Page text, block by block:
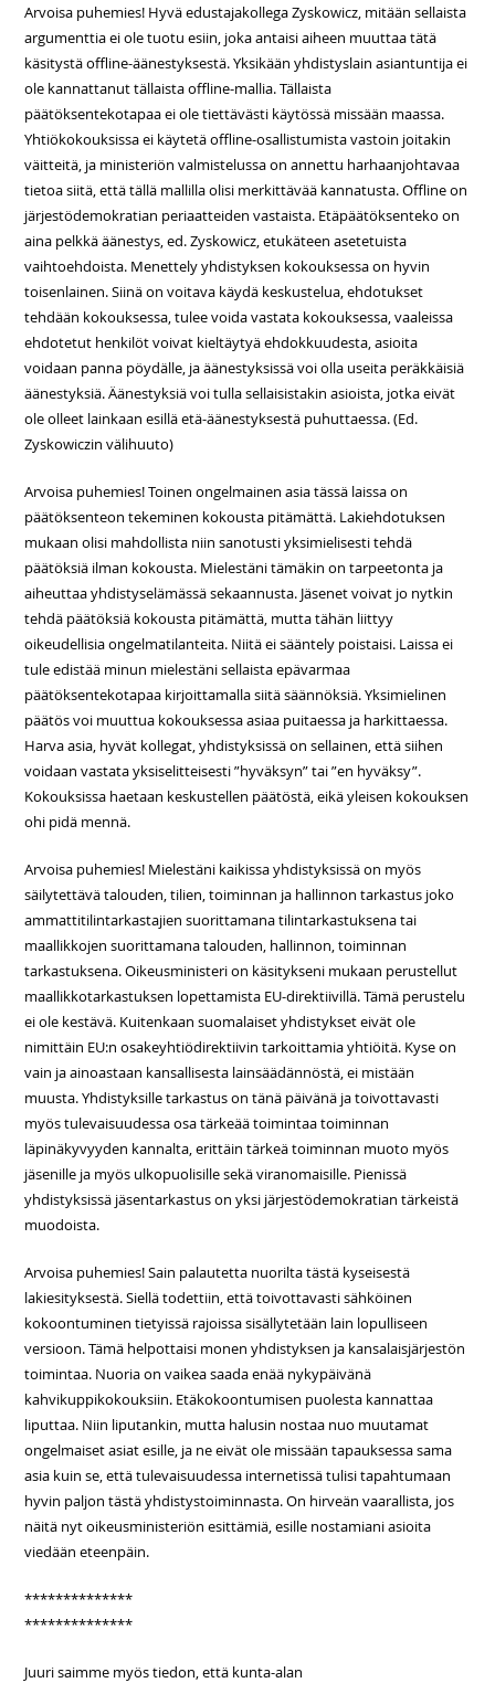
Arvoisa puhemies! Hyvä edustajakollega Zyskowicz, mitään sellaista
argumenttia ei ole tuotu esiin, joka antaisi aiheen muuttaa tätä
käsitystä offline-äänestyksestä. Yksikään yhdistyslain asiantuntija ei
ole kannattanut tällaista offline-mallia. Tällaista
päätöksentekotapaa ei ole tiettävästi käytössä missään maassa.
Yhtiökokouksissa ei käytetä offline-osallistumista vastoin joitakin
väitteitä, ja ministeriön valmistelussa on annettu harhaanjohtavaa
tietoa siitä, että tällä mallilla olisi merkittävää kannatusta. Offline on
järjestödemokratian periaatteiden vastaista. Etäpäätöksenteko on
aina pelkkä äänestys, ed. Zyskowicz, etukäteen asetetuista
vaihtoehdoista. Menettely yhdistyksen kokouksessa on hyvin
toisenlainen. Siinä on voitava käydä keskustelua, ehdotukset
tehdään kokouksessa, tulee voida vastata kokouksessa, vaaleissa
ehdotetut henkilöt voivat kieltäytyä ehdokkuudesta, asioita
voidaan panna pöydälle, ja äänestyksissä voi olla useita peräkkäisiä
äänestyksiä. Äänestyksiä voi tulla sellaisistakin asioista, jotka eivät
ole olleet lainkaan esillä etä-äänestyksestä puhuttaessa. (Ed.
Zyskowiczin välihuuto)
Arvoisa puhemies! Toinen ongelmainen asia tässä laissa on
päätöksenteon tekeminen kokousta pitämättä. Lakiehdotuksen
mukaan olisi mahdollista niin sanotusti yksimielisesti tehdä
päätöksiä ilman kokousta. Mielestäni tämäkin on tarpeetonta ja
aiheuttaa yhdistyselämässä sekaannusta. Jäsenet voivat jo nytkin
tehdä päätöksiä kokousta pitämättä, mutta tähän liittyy
oikeudellisia ongelmatilanteita. Niitä ei sääntely poistaisi. Laissa ei
tule edistää minun mielestäni sellaista epävarmaa
päätöksentekotapaa kirjoittamalla siitä säännöksiä. Yksimielinen
päätös voi muuttua kokouksessa asiaa puitaessa ja harkittaessa.
Harva asia, hyvät kollegat, yhdistyksissä on sellainen, että siihen
voidaan vastata yksiselitteisesti ”hyväksyn” tai ”en hyväksy”.
Kokouksissa haetaan keskustellen päätöstä, eikä yleisen kokouksen
ohi pidä mennä.
Arvoisa puhemies! Mielestäni kaikissa yhdistyksissä on myös
säilytettävä talouden, tilien, toiminnan ja hallinnon tarkastus joko
ammattitilintarkastajien suorittamana tilintarkastuksena tai
maallikkojen suorittamana talouden, hallinnon, toiminnan
tarkastuksena. Oikeusministeri on käsitykseni mukaan perustellut
maallikkotarkastuksen lopettamista EU-direktiivillä. Tämä perustelu
ei ole kestävä. Kuitenkaan suomalaiset yhdistykset eivät ole
nimittäin EU:n osakeyhtiödirektiivin tarkoittamia yhtiöitä. Kyse on
vain ja ainoastaan kansallisesta lainsäädännöstä, ei mistään
muusta. Yhdistyksille tarkastus on tänä päivänä ja toivottavasti
myös tulevaisuudessa osa tärkeää toimintaa toiminnan
läpinäkyvyyden kannalta, erittäin tärkeä toiminnan muoto myös
jäsenille ja myös ulkopuolisille sekä viranomaisille. Pienissä
yhdistyksissä jäsentarkastus on yksi järjestödemokratian tärkeistä
muodoista.
Arvoisa puhemies! Sain palautetta nuorilta tästä kyseisestä
lakiesityksestä. Siellä todettiin, että toivottavasti sähköinen
kokoontuminen tietyissä rajoissa sisällytetään lain lopulliseen
versioon. Tämä helpottaisi monen yhdistyksen ja kansalaisjärjestön
toimintaa. Nuoria on vaikea saada enää nykypäivänä
kahvikuppikokouksiin. Etäkokoontumisen puolesta kannattaa
liputtaa. Niin liputankin, mutta halusin nostaa nuo muutamat
ongelmaiset asiat esille, ja ne eivät ole missään tapauksessa sama
asia kuin se, että tulevaisuudessa internetissä tulisi tapahtumaan
hyvin paljon tästä yhdistystoiminnasta. On hirveän vaarallista, jos
näitä nyt oikeusministeriön esittämiä, esille nostamiani asioita
viedään eteenpäin.
**************
**************
Juuri saimme myös tiedon, että kunta-alan